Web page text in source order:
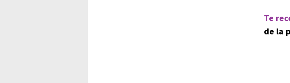
Te
de la